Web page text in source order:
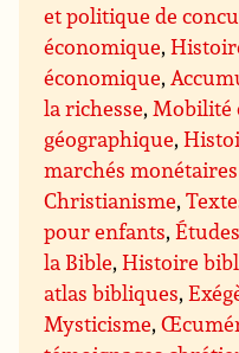
et politique de
économique,
économique,
la richesse, Mobilité
géographique,
marchés
Christianisme,
pour enfants,
la Bible,Histoire
atlas bibliques,
Mysticisme,